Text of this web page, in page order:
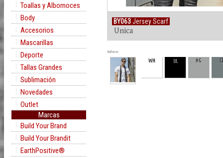
Toallas y Albornoces
Body
Accesorios
Mascarillas
Deporte
Tallas Grandes
Sublimación
Novedades
Outlet
Marcas
Build Your Brand
Build Your Brandit
EarthPositive®
BY063Jersey Scarf
Unica
Rollover
WH BL HG